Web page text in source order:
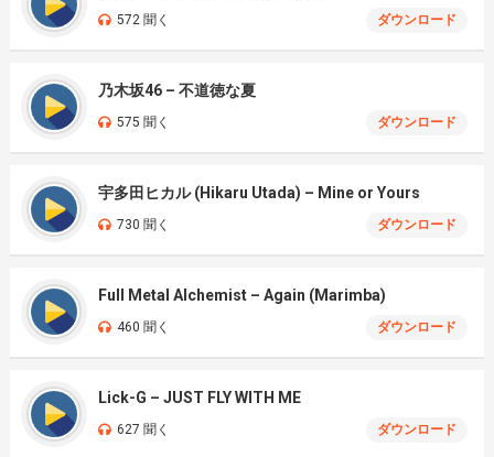
572 聞く ダウンロード
乃木坂46 – 不道徳な夏
575 聞く ダウンロード
宇多田ヒカル (Hikaru Utada) – Mine or Yours
730 聞く ダウンロード
Full Metal Alchemist – Again (Marimba)
460 聞く ダウンロード
Lick-G – JUST FLY WITH ME
627 聞く ダウンロード